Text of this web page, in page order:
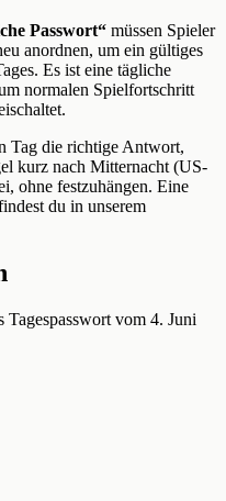
Passwort“ müssen Spieler
anordnen, um ein gültiges
Es ist eine tägliche
normalen Spielfortschritt
Tag die richtige Antwort,
kurz nach Mitternacht (US-
ohne festzuhängen. Eine
du in unserem
vom 4. Juni